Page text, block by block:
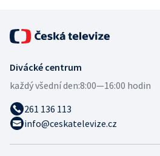
Divácké centrum
každý všední den:8:00—16:00 hodin
261 136 113
info@ceskatelevize.cz